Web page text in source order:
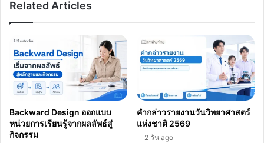
Related Articles
Backward Design ออกแบบ
หน่วยการเรียนรู้จากผลลัพธ์สู่
กิจกรรม
คำกล่าวรายงานวันวิทยาศาสตร์
แห่งชาติ 2569
2 วัน ago